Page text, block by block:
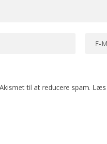
til at reducere spam. Læs